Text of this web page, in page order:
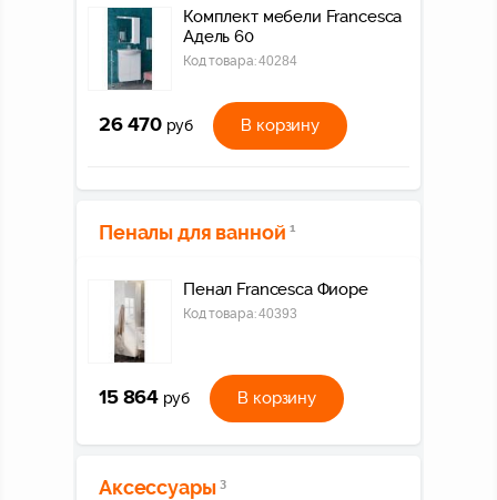
Комплект мебели Francesca
Адель 60
Код товара:40284
26 470 руб В корзину
Пеналы для ванной 1
Пенал Francesca Фиоре
Код товара:40393
15 864 руб В корзину
Аксессуары 3